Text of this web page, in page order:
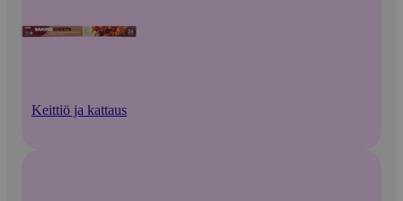
Keittiö ja kattaus